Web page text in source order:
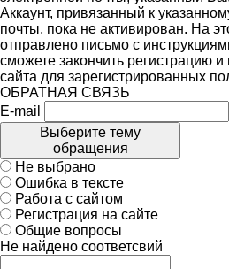
Аккаунт, привязанный к
почты, пока не активирован. На
отправлено письмо с
сможете закончить регистрацию и
сайта для зарегистрированных
ОБРАТНАЯ СВЯЗЬ
E-mail
Выберите тему
обращения
Не выбрано
Ошибка в тексте
Работа с сайтом
Регистрация на сайте
Общие вопросы
Не найдено соответсвий